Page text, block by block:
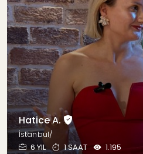
Hatice A.
İstanbul/
6 YIL
1 SAAT 1.195